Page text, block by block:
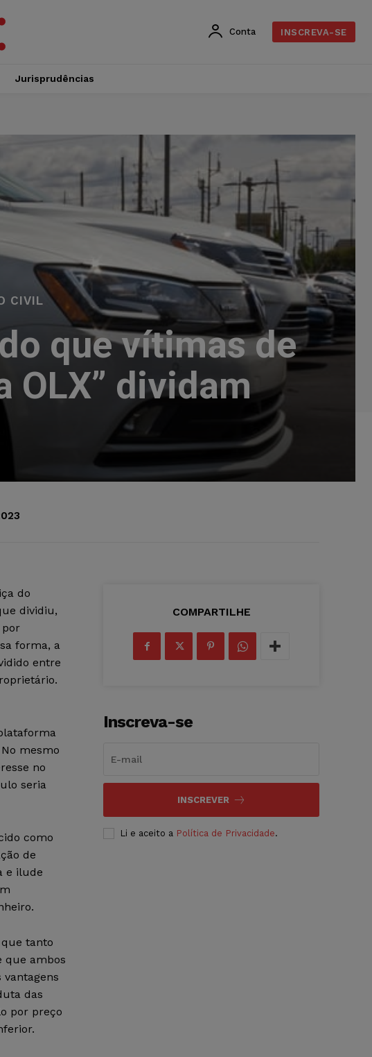
Conta INSCREVA-SE
Jurisprudências
CIVIL
que vítimas de
OLX” dividam
do
dividiu,
por
forma, a
entre
mesmo
no
seria
como
de
e ilude
tanto
que ambos
das
por preço
COMPARTILHE
Inscreva-se
INSCREVER
Li e aceito a Política de Privacidade.